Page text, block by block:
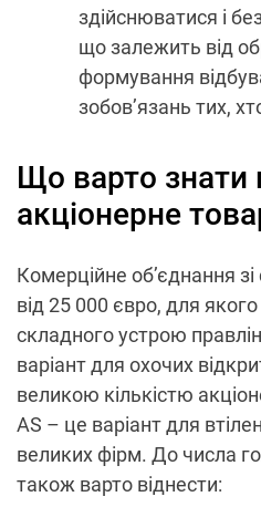
здійснюватися і
що залежить від
формування
зобов’язань тих,
Що варто знати
акціонерне
Комерційне об’єднання
від 25 000 євро, для
складного устрою
варіант для охочих
великою кількістю
AS – це варіант для
великих фірм. До числа
також варто віднести: